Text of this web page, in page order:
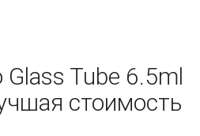
Glass Tube 6.5ml
стоимость